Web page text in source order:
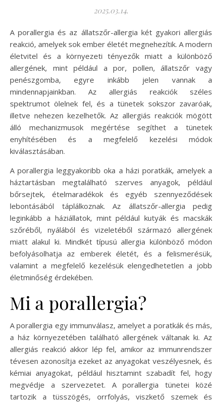
2025.03.14.
A porallergia és az állatszőr-allergia két gyakori allergiás
reakció, amelyek sok ember életét megnehezítik. A modern
életvitel és a környezeti tényezők miatt a különböző
allergének, mint például a por, pollen, állatszőr vagy
penészgomba, egyre inkább jelen vannak a
mindennapjainkban. Az allergiás reakciók széles
spektrumot ölelnek fel, és a tünetek sokszor zavaróak,
illetve nehezen kezelhetők. Az allergiás reakciók mögött
álló mechanizmusok megértése segíthet a tünetek
enyhítésében és a megfelelő kezelési módok
kiválasztásában.
A porallergia leggyakoribb oka a házi poratkák, amelyek a
háztartásban megtalálható szerves anyagok, például
bőrsejtek, ételmaradékok és egyéb szennyeződések
lebontásából táplálkoznak. Az állatszőr-allergia pedig
leginkább a háziállatok, mint például kutyák és macskák
szőréből, nyálából és vizeletéből származó allergének
miatt alakul ki. Mindkét típusú allergia különböző módon
befolyásolhatja az emberek életét, és a felismerésük,
valamint a megfelelő kezelésük elengedhetetlen a jobb
életminőség érdekében.
Mi a porallergia?
A porallergia egy immunválasz, amelyet a poratkák és más,
a ház környezetében található allergének váltanak ki. Az
allergiás reakció akkor lép fel, amikor az immunrendszer
tévesen azonosítja ezeket az anyagokat veszélyesnek, és
kémiai anyagokat, például hisztamint szabadít fel, hogy
megvédje a szervezetet. A porallergia tünetei közé
tartozik a tüsszögés, orrfolyás, viszkető szemek és